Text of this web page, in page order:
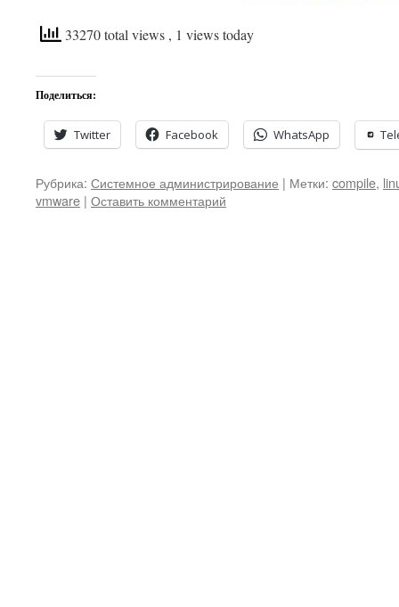
33270 total views , 1 views today
Поделиться:
Twitter Facebook WhatsApp
Рубрика: Системное администрирование | Метки: compile,
vmware | Оставить комментарий